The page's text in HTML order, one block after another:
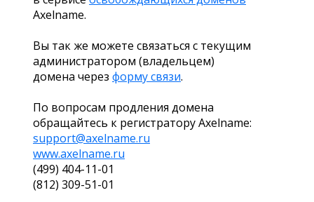
Axelname.
Вы так же можете связаться с текущим
администратором (владельцем)
домена через форму связи.
По вопросам продления домена
обращайтесь к регистратору Axelname:
support@axelname.ru
www.axelname.ru
(499) 404-11-01
(812) 309-51-01